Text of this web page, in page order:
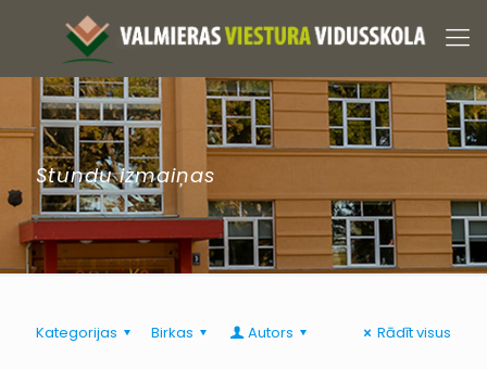
Stundu izmaiņas
Kategorijas Birkas Autors Rādīt visus